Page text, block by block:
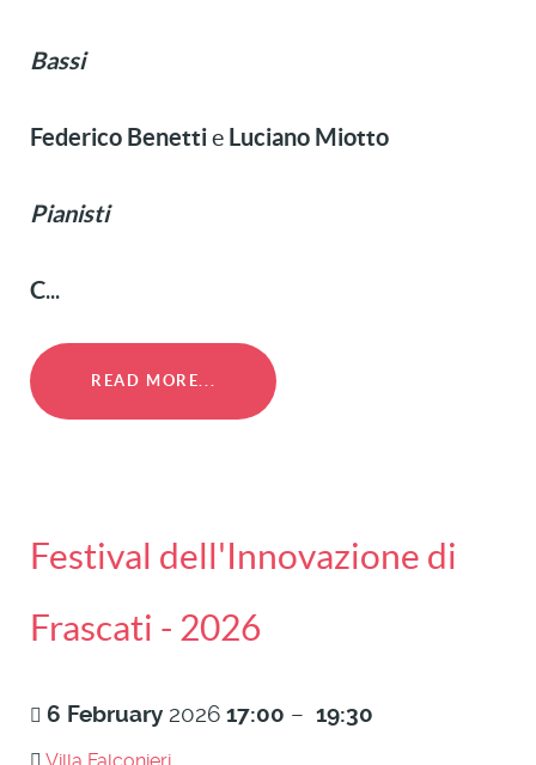
Bassi
Federico Benettie Luciano Miotto
Pianisti
C...
READ MORE...
Festival dell'Innovazione di
Frascati - 2026
6 February 2026 17:00 – 19:30